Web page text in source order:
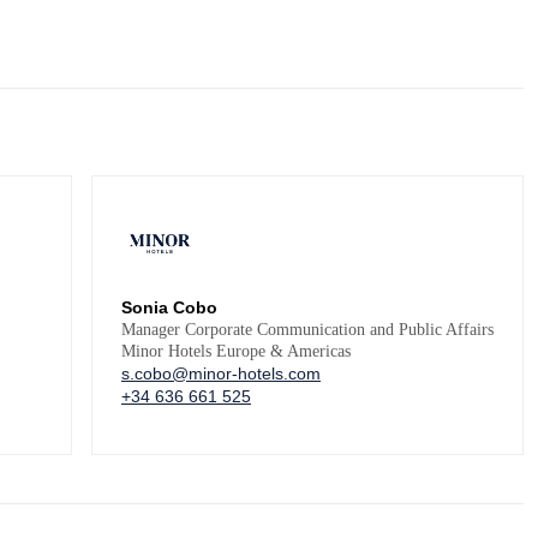
Sonia Cobo
Manager Corporate Communication and Public Affairs
Minor Hotels Europe & Americas
s.cobo@minor-hotels.com
+34 636 661 525